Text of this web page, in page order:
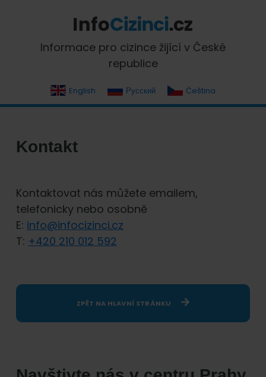
primary
navigation
content
primaryInfoCizinci.cz
Informace pro cizince žijící v České
republice
English Русский Čeština
Kontakt
Kontaktovat nás můžete emailem,
telefonicky nebo osobně
E: info@infocizinci.cz
T: +420 210 012 592
ZPĚT NA HLAVNÍ STRÁNKU